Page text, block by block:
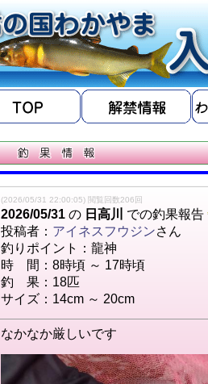
(2026/05/31 22:00:05) 閲覧回数206回
2026/05/31 の 日高川
での釣果報告
投稿者： アイネスフウジンさん
釣りポイント：龍神
時 間：8時頃 ～ 17時頃
釣 果：18匹
サイズ：14cm ～ 20cm
なかなか厳しいです